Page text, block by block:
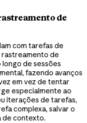
de
com tarefas de
de
de sessões
fazendo avanços
em vez de tentar
especialmente ao
iterações de tarefas,
complexa, salvar o
de contexto.